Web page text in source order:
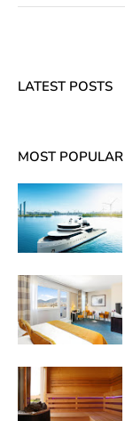
LATEST POSTS
MOST POPULAR